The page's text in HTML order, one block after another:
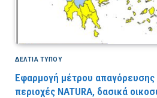
ΔΕΛΤΙΑ ΤΥΠΟΥ
Εφαρμογή μέτρου απαγόρευσης
περιοχές NATURA, δασικά